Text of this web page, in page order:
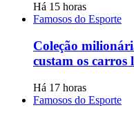
Há 15 horas
Famosos do Esporte
Coleção
custam os carros
Há 17 horas
Famosos do Esporte